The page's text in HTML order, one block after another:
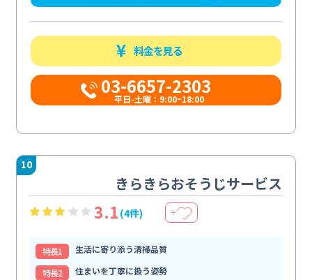
料金を見る
03-6657-2303
平日-土曜：9:00~18:00
10
きらきらおそうじサービス
3.1 (4件) ＋
特⻑1
生活に寄り添う清掃品質
特⻑2
住まいを丁寧に扱う姿勢